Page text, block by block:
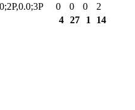
0 0 0
2
4 27 1 14